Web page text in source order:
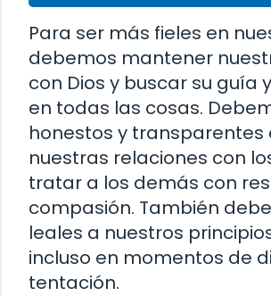
Para ser más fieles en
debemos mantener
con Dios y buscar su guía
en todas las cosas.
honestos y transparentes
nuestras relaciones con
tratar a los demás con
compasión. También
leales a nuestros
incluso en momentos de
tentación.